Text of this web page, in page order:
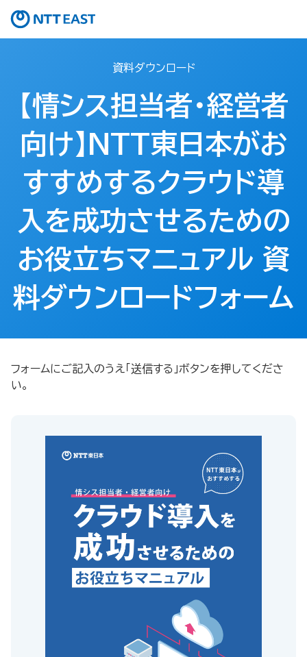
資料ダウンロード
【情シス担当者・経営者
向け】NTT東日本がお
すすめするクラウド導
入を成功させるための
お役立ちマニュアル 資
料ダウンロードフォーム
フォームにご記入のうえ「送信する」ボタンを押してくださ
い。